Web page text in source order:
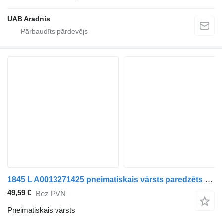
UAB Aradnis
1845 L A0013271425 pneimatiskais vārsts paredzēts Mercedes-Benz ACTROS MP4 kravas automašīnas
49,59 € Bez PVN
Pneimatiskais vārsts